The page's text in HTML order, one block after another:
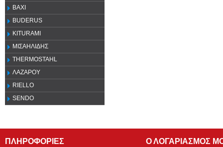
ΒΑΧΙ
BUDERUS
KITURAMI
ΜΙΣΑΗΛΙΔΗΣ
THERMOSTAHL
ΛΑΖΑΡΟΥ
RIELLO
SENDO
ΠΛΗΡΟΦΟΡΙΕΣ Ο ΛΟΓΑΡΙΑΣΜΟΣ